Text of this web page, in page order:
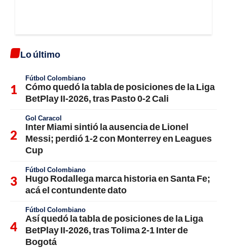
Lo último
Fútbol Colombiano
Cómo quedó la tabla de posiciones de la Liga
BetPlay II-2026, tras Pasto 0-2 Cali
Gol Caracol
Inter Miami sintió la ausencia de Lionel
Messi; perdió 1-2 con Monterrey en Leagues
Cup
Fútbol Colombiano
Hugo Rodallega marca historia en Santa Fe;
acá el contundente dato
Fútbol Colombiano
Así quedó la tabla de posiciones de la Liga
BetPlay II-2026, tras Tolima 2-1 Inter de
Bogotá